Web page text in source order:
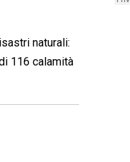
naturali:
116 calamità